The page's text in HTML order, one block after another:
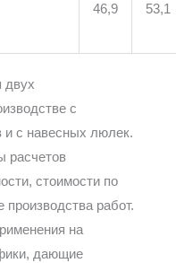
46,9 53,1
двух
с
и с навесных люлек.
расчетов
стоимости по
производства работ.
на
дающие